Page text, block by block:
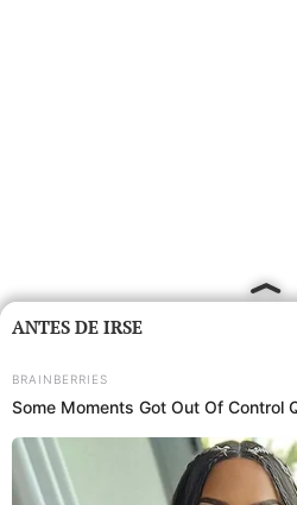
ANTES DE IRSE